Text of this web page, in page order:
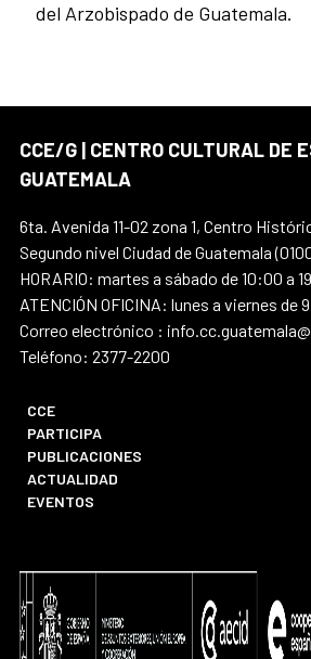
del Arzobispado de Guatemala.
CCE/G | CENTRO CULTURAL DE
GUATEMALA
6ta. Avenida 11-02 zona 1, Centro
Segundo nivel Ciudad de Guatemala
HORARIO: martes a sábado de 10:00 a
ATENCIÓN OFICINA: lunes a viernes de
Correo electrónico :
Teléfono: 2377-2200
CCE
PARTICIPA
PUBLICACIONES
ACTUALIDAD
EVENTOS